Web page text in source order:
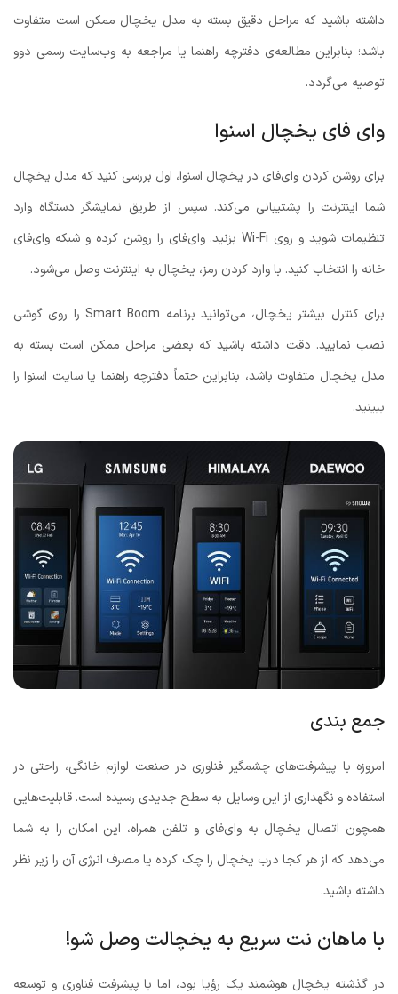
داشته باشید که مراحل دقیق بسته به مدل یخچال ممکن است متفاوت
باشد؛ بنابراین مطالعه‌ی دفترچه راهنما یا مراجعه به وب‌سایت رسمی دوو
توصیه می‌گردد.
وای فای یخچال اسنوا
برای روشن کردن وای‌فای در یخچال اسنوا، اول بررسی کنید که مدل یخچال
شما اینترنت را پشتیبانی می‌کند. سپس از طریق نمایشگر دستگاه وارد
تنظیمات شوید و روی Wi-Fi بزنید. وای‌فای را روشن کرده و شبکه وای‌فای
خانه را انتخاب کنید. با وارد کردن رمز، یخچال به اینترنت وصل می‌شود.
برای کنترل بیشتر یخچال، می‌توانید برنامه Smart Boom را روی گوشی
نصب نمایید. دقت داشته باشید که بعضی مراحل ممکن است بسته به
مدل یخچال متفاوت باشد، بنابراین حتماً دفترچه راهنما یا سایت اسنوا را
ببینید.
جمع بندی
امروزه با پیشرفت‌های چشمگیر فناوری در صنعت لوازم خانگی، راحتی در
استفاده و نگهداری از این وسایل به سطح جدیدی رسیده است. قابلیت‌هایی
همچون اتصال یخچال به وای‌فای و تلفن همراه، این امکان را به شما
می‌دهد که از هر کجا درب یخچال را چک کرده یا مصرف انرژی آن را زیر نظر
داشته باشید.
با ماهان نت سریع به یخچالت وصل شو!
در گذشته یخچال هوشمند یک رؤیا بود، اما با پیشرفت فناوری و توسعه